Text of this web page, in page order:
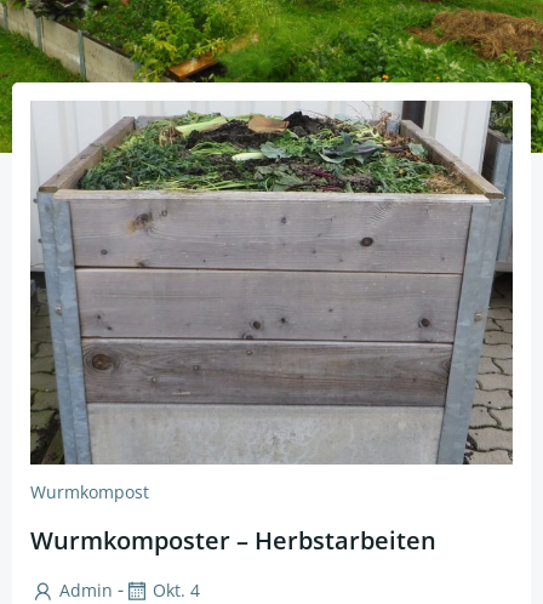
Wurmkompost
Wurmkomposter – Herbstarbeiten
Admin - Okt. 4